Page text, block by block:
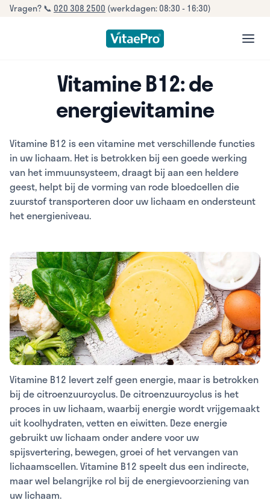
Vragen? 📞 020 308 2500 (werkdagen: 08:30 - 16:30)
Vitamine B12: de
energievitamine
Vitamine B12 is een vitamine met verschillende functies
in uw lichaam. Het is betrokken bij een goede werking
van het immuunsysteem, draagt bij aan een heldere
geest, helpt bij de vorming van rode bloedcellen die
zuurstof transporteren door uw lichaam en ondersteunt
het energieniveau.
Vitamine B12 levert zelf geen energie, maar is betrokken
bij de citroenzuurcyclus. De citroenzuurcyclus is het
proces in uw lichaam, waarbij energie wordt vrijgemaakt
uit koolhydraten, vetten en eiwitten. Deze energie
gebruikt uw lichaam onder andere voor uw
spijsvertering, bewegen, groei of het vervangen van
lichaamscellen. Vitamine B12 speelt dus een indirecte,
maar wel belangrijke rol bij de energievoorziening van
uw lichaam.